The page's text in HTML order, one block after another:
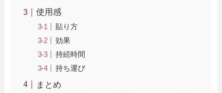
使用感
貼り方
効果
持続時間
持ち運び
まとめ